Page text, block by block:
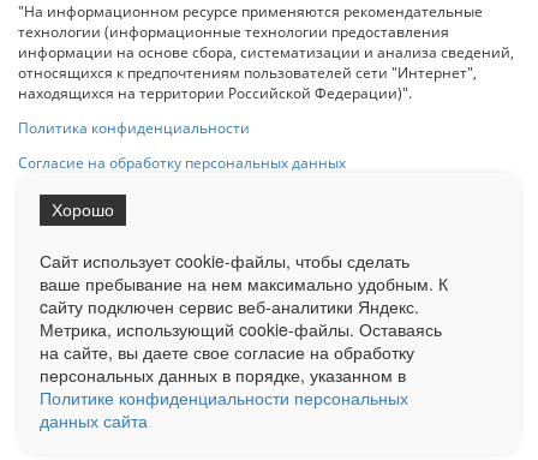
"На информационном ресурсе применяются рекомендательные
технологии (информационные технологии предоставления
информации на основе сбора, систематизации и анализа сведений,
относящихся к предпочтениям пользователей сети "Интернет",
находящихся на территории Российской Федерации)".
Политика конфиденциальности
Согласие на обработку персональных данных
При использовании любого материала с данного сайта гипер-ссылка
на Сетевое издание «ОрелТаймс» обязательна.
Ограниченная статистика посещаемости доступна на сайте
Liveinternet.ru . Подробная статистика для рекламодателей по запросу
у менеджера.
Реклама Документы О нас Контакты
Сайт использует cookie-файлы, чтобы сделать
ваше пребывание на нем максимально удобным. К
cайту подключен сервис веб-аналитики Яндекс.
Метрика, использующий cookie-файлы. Оставаясь
на сайте, вы даете свое согласие на обработку
персональных данных в порядке, указанном в
Политике конфиденциальности персональных
данных сайта
Хорошо